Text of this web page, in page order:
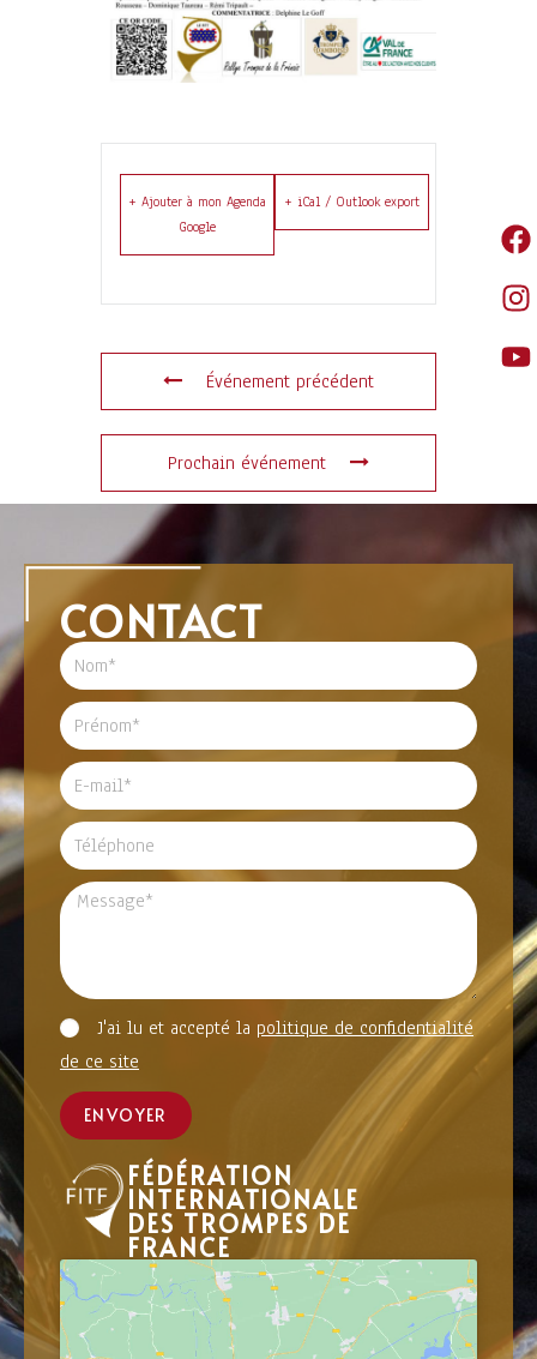
+ Ajouter à mon Agenda
Google
+ iCal / Outlook export
Événement précédent
Prochain événement
CONTACT
J'ai lu et accepté la politique de confidentialité
de ce site
ENVOYER
FÉDÉRATION
INTERNATIONALE
DES TROMPES DE
FRANCE